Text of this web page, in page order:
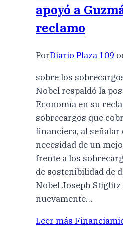
apoyó a
reclamo
PorDiario Plaza 109
sobre los
Nobel respaldó la
Economía en su
sobrecargos que
financiera, al señalar
necesidad de un
frente a los
de sostenibilidad de
Nobel Joseph
nuevamente…
Leer más